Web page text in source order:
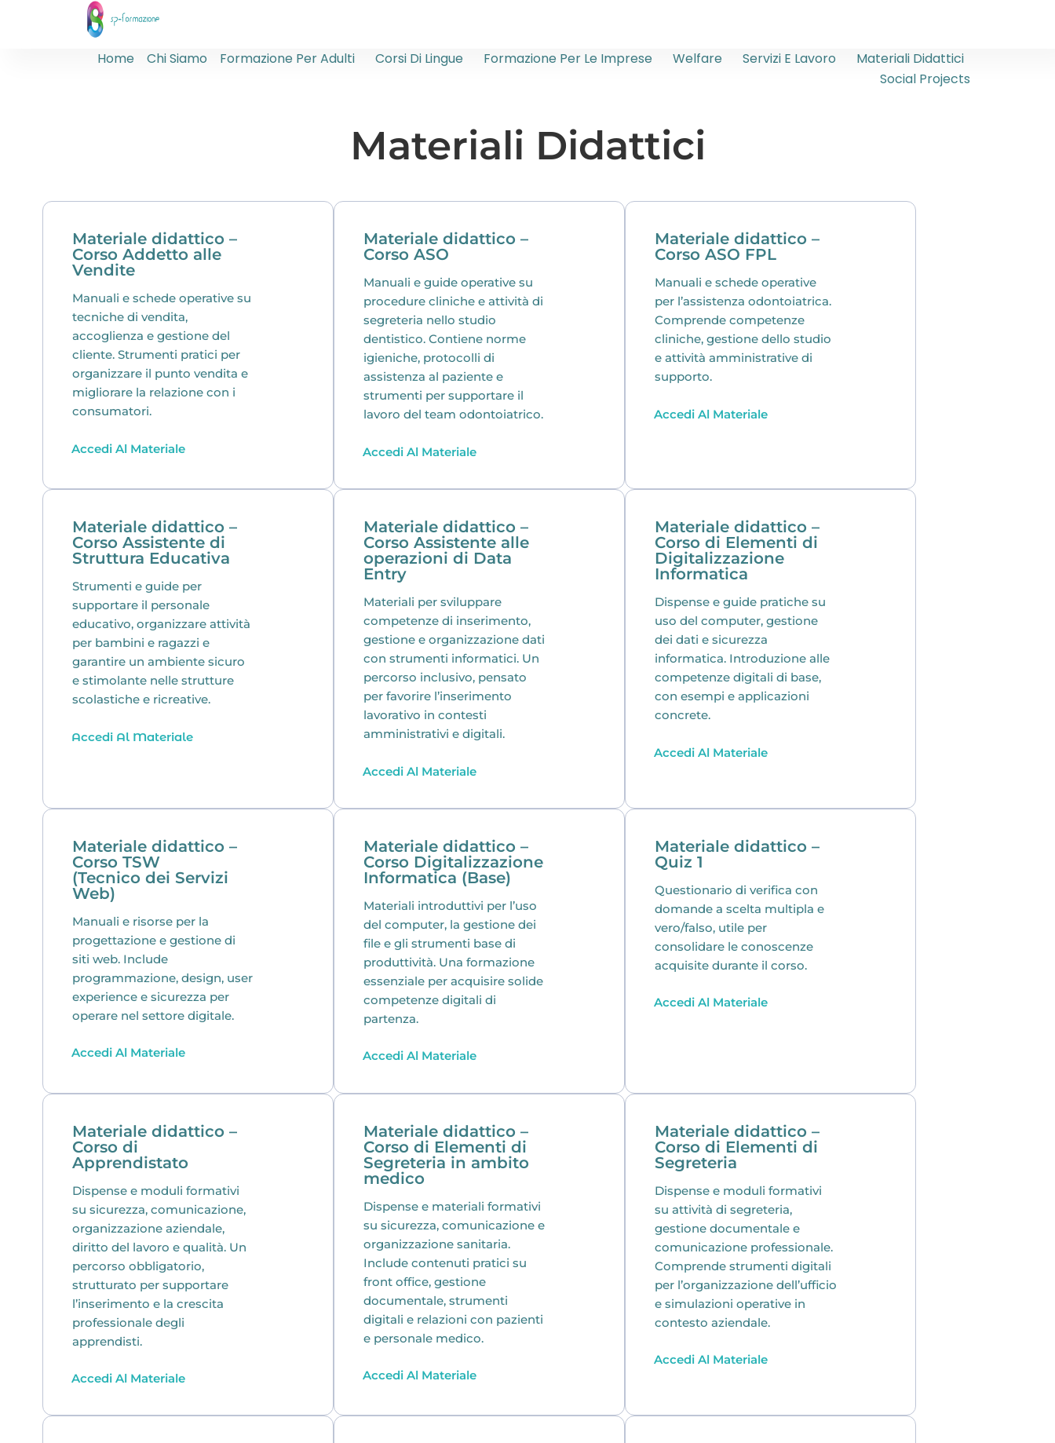
Home Chi Siamo Formazione Per Adulti Corsi Di Lingue Formazione Per Le Imprese Welfare Servizi E Lavoro
Materiali Didattici
Social Projects
Materiali Didattici
Materiale didattico –
Corso Addetto alle
Vendite
Manuali e schede operative su
tecniche di vendita,
accoglienza e gestione del
cliente. Strumenti pratici per
organizzare il punto vendita e
migliorare la relazione con i
consumatori.
Accedi Al Materiale
Materiale didattico –
Corso ASO
Manuali e guide operative su
procedure cliniche e attività di
segreteria nello studio
dentistico. Contiene norme
igieniche, protocolli di
assistenza al paziente e
strumenti per supportare il
lavoro del team odontoiatrico.
Accedi Al Materiale
Materiale didattico –
Corso ASO FPL
Manuali e schede operative
per l’assistenza odontoiatrica.
Comprende competenze
cliniche, gestione dello studio
e attività amministrative di
supporto.
Accedi Al Materiale
Materiale didattico –
Corso Assistente di
Struttura Educativa
Strumenti e guide per
supportare il personale
educativo, organizzare attività
per bambini e ragazzi e
garantire un ambiente sicuro
e stimolante nelle strutture
scolastiche e ricreative.
Accedi Al Materiale
Materiale didattico –
Corso Assistente alle
operazioni di Data
Entry
Materiali per sviluppare
competenze di inserimento,
gestione e organizzazione dati
con strumenti informatici. Un
percorso inclusivo, pensato
per favorire l’inserimento
lavorativo in contesti
amministrativi e digitali.
Accedi Al Materiale
Materiale didattico –
Corso di Elementi di
Digitalizzazione
Informatica
Dispense e guide pratiche su
uso del computer, gestione
dei dati e sicurezza
informatica. Introduzione alle
competenze digitali di base,
con esempi e applicazioni
concrete.
Accedi Al Materiale
Materiale didattico –
Corso TSW
(Tecnico dei Servizi
Web)
Manuali e risorse per la
progettazione e gestione di
siti web. Include
programmazione, design, user
experience e sicurezza per
operare nel settore digitale.
Accedi Al Materiale
Materiale didattico –
Corso Digitalizzazione
Informatica (Base)
Materiali introduttivi per l’uso
del computer, la gestione dei
file e gli strumenti base di
produttività. Una formazione
essenziale per acquisire solide
competenze digitali di
partenza.
Accedi Al Materiale
Materiale didattico –
Quiz 1
Questionario di verifica con
domande a scelta multipla e
vero/falso, utile per
consolidare le conoscenze
acquisite durante il corso.
Accedi Al Materiale
Materiale didattico –
Corso di
Apprendistato
Dispense e moduli formativi
su sicurezza, comunicazione,
organizzazione aziendale,
diritto del lavoro e qualità. Un
percorso obbligatorio,
strutturato per supportare
l’inserimento e la crescita
professionale degli
apprendisti.
Accedi Al Materiale
Materiale didattico –
Corso di Elementi di
Segreteria in ambito
medico
Dispense e materiali formativi
su sicurezza, comunicazione e
organizzazione sanitaria.
Include contenuti pratici su
front office, gestione
documentale, strumenti
digitali e relazioni con pazienti
e personale medico.
Accedi Al Materiale
Materiale didattico –
Corso di Elementi di
Segreteria
Dispense e moduli formativi
su attività di segreteria,
gestione documentale e
comunicazione professionale.
Comprende strumenti digitali
per l’organizzazione dell’ufficio
e simulazioni operative in
contesto aziendale.
Accedi Al Materiale